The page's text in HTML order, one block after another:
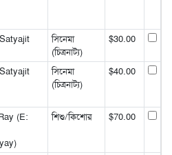
সিনেমা
(চিত্রনাট্য)
$30.00
সিনেমা
(চিত্রনাট্য)
$40.00
(E:
শিশু/কিশোর $70.00